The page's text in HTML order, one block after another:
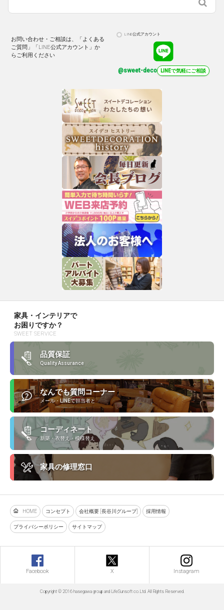
お問い合わせ・ご相談は、「よくある
ご質問」「LINE公式アカウント」か
らご利用ください
LINE公式アカウント
@sweet-deco LINEで気軽にご相談
家具・インテリアで
お困りですか？
SWEET SERVICE
品質保証
Quality Assurance
なんでも質問コーナー
メール・LINEで担当者と
コーディネート
新築・衣替え・模様替え
家具の修理窓口
HOME コンセプト 会社概要 [長谷川グループ] 採用情報
プライバシーポリシー サイトマップ
Facebook X Instagram
Copyright © 2016 hasegawa group and LifeSunsoft co.Ltd. All Rights Reserved.